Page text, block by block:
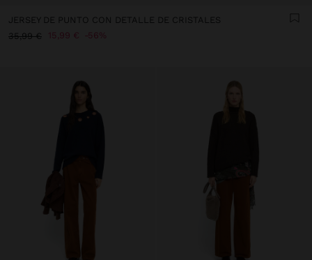
JERSEY DE PUNTO CON DETALLE DE CRISTALES
35,99 €
15,99 € 56%